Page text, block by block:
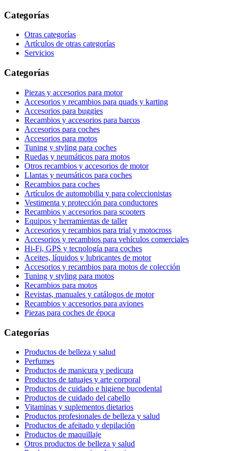
Categorías
Otras categorías
Artículos de otras categorías
Servicios
Categorías
Piezas y accesorios para motor
Accesorios y recambios para quads y karting
Accesorios para buggies
Recambios y accesorios para barcos
Accesorios para coches
Accesorios para motos
Tuning y styling para coches
Ruedas y neumáticos para motos
Otros recambios y accesorios de motor
Llantas y neumáticos para coches
Recambios para coches
Artículos de automobilia y para coleccionistas
Vestimenta y protección para conductores
Recambios y accesorios para scooters
Equipos y herramientas de taller
Accesorios y recambios para trial y motocross
Accesorios y recambios para vehículos comerciales
Hi-Fi, GPS y tecnología para coches
Aceites, líquidos y lubricantes de motor
Accesorios y recambios para motos de colección
Tuning y styling para motos
Recambios para motos
Revistas, manuales y catálogos de motor
Recambios y accesorios para aviones
Piezas para coches de época
Categorías
Productos de belleza y salud
Perfumes
Productos de manicura y pedicura
Productos de tatuajes y arte corporal
Productos de cuidado e higiene bucodental
Productos de cuidado del cabello
Vitaminas y suplementos dietarios
Productos profesionales de belleza y salud
Productos de afeitado y depilación
Productos de maquillaje
Otros productos de belleza y salud